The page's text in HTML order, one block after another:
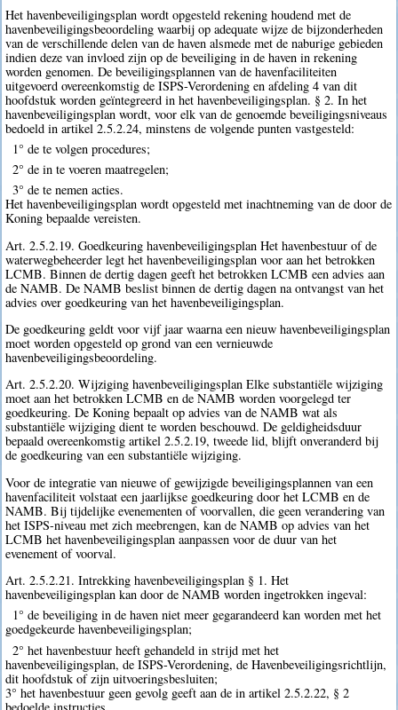
Het havenbeveiligingsplan wordt opgesteld rekening houdend met de
havenbeveiligingsbeoordeling waarbij op adequate wijze de bijzonderheden
van de verschillende delen van de haven alsmede met de naburige gebieden
indien deze van invloed zijn op de beveiliging in de haven in rekening
worden genomen. De beveiligingsplannen van de havenfaciliteiten
uitgevoerd overeenkomstig de ISPS-Verordening en afdeling 4 van dit
hoofdstuk worden geïntegreerd in het havenbeveiligingsplan. § 2. In het
havenbeveiligingsplan wordt, voor elk van de genoemde beveiligingsniveaus
bedoeld in artikel 2.5.2.24, minstens de volgende punten vastgesteld:
1° de te volgen procedures;
2° de in te voeren maatregelen;
3° de te nemen acties.
Het havenbeveiligingsplan wordt opgesteld met inachtneming van de door de
Koning bepaalde vereisten.
Art. 2.5.2.19. Goedkeuring havenbeveiligingsplan Het havenbestuur of de
waterwegbeheerder legt het havenbeveiligingsplan voor aan het betrokken
LCMB. Binnen de dertig dagen geeft het betrokken LCMB een advies aan
de NAMB. De NAMB beslist binnen de dertig dagen na ontvangst van het
advies over goedkeuring van het havenbeveiligingsplan.
De goedkeuring geldt voor vijf jaar waarna een nieuw havenbeveiligingsplan
moet worden opgesteld op grond van een vernieuwde
havenbeveiligingsbeoordeling.
Art. 2.5.2.20. Wijziging havenbeveiligingsplan Elke substantiële wijziging
moet aan het betrokken LCMB en de NAMB worden voorgelegd ter
goedkeuring. De Koning bepaalt op advies van de NAMB wat als
substantiële wijziging dient te worden beschouwd. De geldigheidsduur
bepaald overeenkomstig artikel 2.5.2.19, tweede lid, blijft onveranderd bij
de goedkeuring van een substantiële wijziging.
Voor de integratie van nieuwe of gewijzigde beveiligingsplannen van een
havenfaciliteit volstaat een jaarlijkse goedkeuring door het LCMB en de
NAMB. Bij tijdelijke evenementen of voorvallen, die geen verandering van
het ISPS-niveau met zich meebrengen, kan de NAMB op advies van het
LCMB het havenbeveiligingsplan aanpassen voor de duur van het
evenement of voorval.
Art. 2.5.2.21. Intrekking havenbeveiligingsplan § 1. Het
havenbeveiligingsplan kan door de NAMB worden ingetrokken ingeval:
1° de beveiliging in de haven niet meer gegarandeerd kan worden met het
goedgekeurde havenbeveiligingsplan;
2° het havenbestuur heeft gehandeld in strijd met het
havenbeveiligingsplan, de ISPS-Verordening, de Havenbeveiligingsrichtlijn,
dit hoofdstuk of zijn uitvoeringsbesluiten;
3° het havenbestuur geen gevolg geeft aan de in artikel 2.5.2.22, § 2
bedoelde instructies.